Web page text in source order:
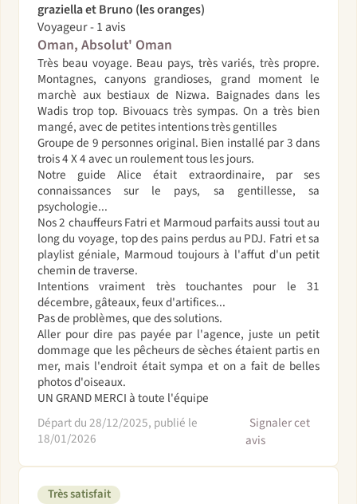
graziella et Bruno (les oranges)
Voyageur - 1 avis
Oman, Absolut' Oman
Très beau voyage. Beau pays, très variés, très propre.
Montagnes, canyons grandioses, grand moment le
marchè aux bestiaux de Nizwa. Baignades dans les
Wadis trop top. Bivouacs très sympas. On a très bien
mangé, avec de petites intentions très gentilles
Groupe de 9 personnes original. Bien installé par 3 dans
trois 4 X 4 avec un roulement tous les jours.
Notre guide Alice était extraordinaire, par ses
connaissances sur le pays, sa gentillesse, sa
psychologie...
Nos 2 chauffeurs Fatri et Marmoud parfaits aussi tout au
long du voyage, top des pains perdus au PDJ. Fatri et sa
playlist géniale, Marmoud toujours à l'affut d'un petit
chemin de traverse.
Intentions vraiment très touchantes pour le 31
décembre, gâteaux, feux d'artifices...
Pas de problèmes, que des solutions.
Aller pour dire pas payée par l'agence, juste un petit
dommage que les pêcheurs de sèches étaient partis en
mer, mais l'endroit était sympa et on a fait de belles
photos d'oiseaux.
UN GRAND MERCI à toute l'équipe
Départ du 28/12/2025, publié le
18/01/2026
Signaler cet
avis
Très satisfait